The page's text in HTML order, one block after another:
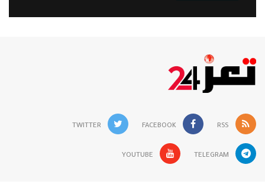
RSS
FACEBOOK
TWITTER
TELEGRAM
YOUTUBE